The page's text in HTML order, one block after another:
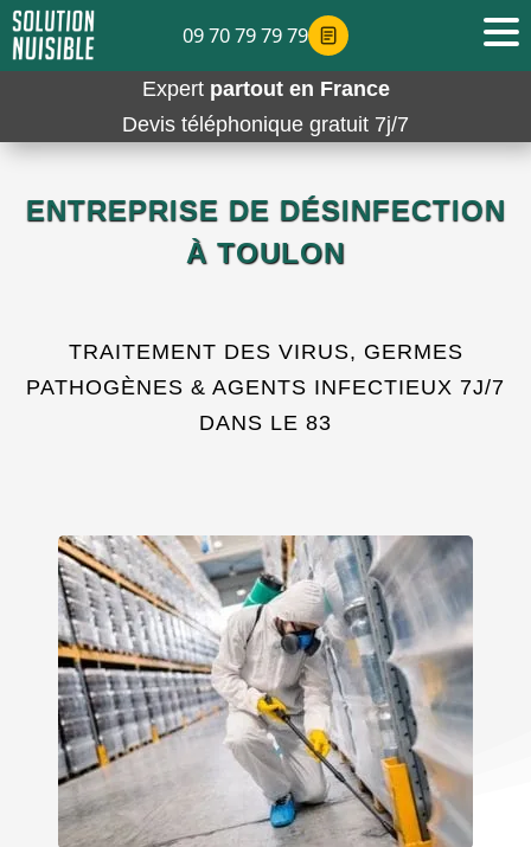
Expert partout en France
Devis téléphonique gratuit 7j/7
ENTREPRISE DE DÉSINFECTION
À TOULON
TRAITEMENT DES VIRUS, GERMES
PATHOGÈNES & AGENTS INFECTIEUX 7J/7
DANS LE 83
09 70 79 79 79